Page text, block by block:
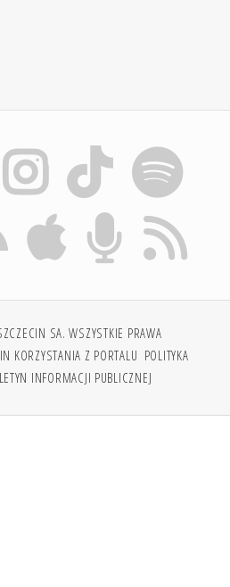
SA. WSZYSTKIE PRAWA
KORZYSTANIA Z PORTALU POLITYKA
INFORMACJI PUBLICZNEJ